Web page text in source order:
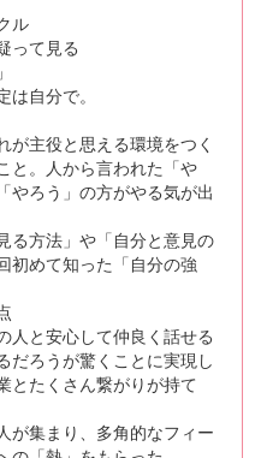
ル
って見る
は自分で。
が主役と思える環境をつく
と。人から言われた「や
やろう」の方がやる気が出
る方法」や「自分と意見の
初めて知った「自分の強
人と安心して仲良く話せる
ろうが驚くことに実現し
とたくさん繋がりが持て
が集まり、多角的なフィー